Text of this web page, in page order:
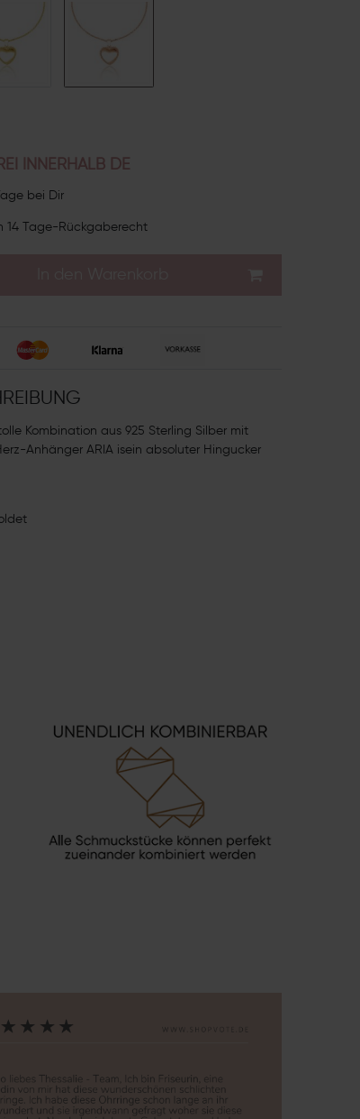
INNERHALB DE
bei Dir
14 Tage-Rückgaberecht
Kombination aus 925 Sterling Silber mit
Anhänger ARIA isein absoluter Hingucker